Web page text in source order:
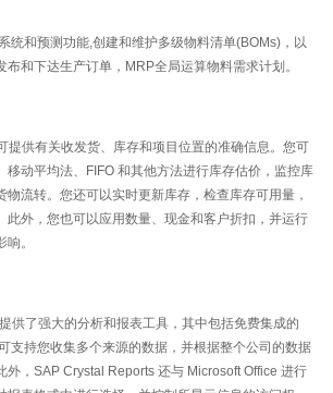
和预测功能,创建和维护多级物料清单(BOMs)，以
和下达生产订单，MRP全局运算物料需求计划。
供有关收发货、库存和项目位置的准确信息。您可
移动平均法、FIFO 和其他方法进行库存估价，监控库
物流转。您还可以实时更新库存，检查库存可用量，
此外，您也可以应用数量、现金和客户折扣，并运行
。
了强大的分析和报表工具，其中包括免费集成的
支持您收集多个来源的数据，并根据整个公司的数据
外，SAP Crystal Reports 还与 Microsoft Office 进行